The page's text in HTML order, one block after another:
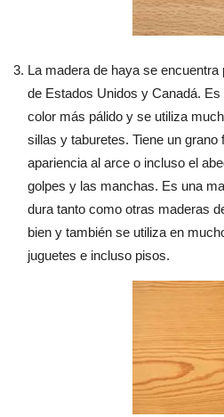
La madera de haya se
de Estados Unidos y Canadá.
color más pálido y se utiliza
sillas y taburetes. Tiene un
apariencia al arce o incluso el
golpes y las manchas. Es una
dura tanto como otras maderas
bien y también se utiliza en
juguetes e incluso pisos.